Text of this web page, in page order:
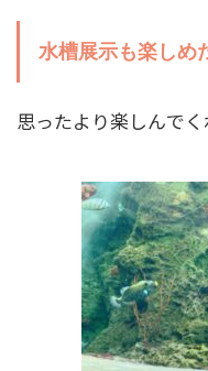
水槽展示も楽しめ
思ったより楽しんでく